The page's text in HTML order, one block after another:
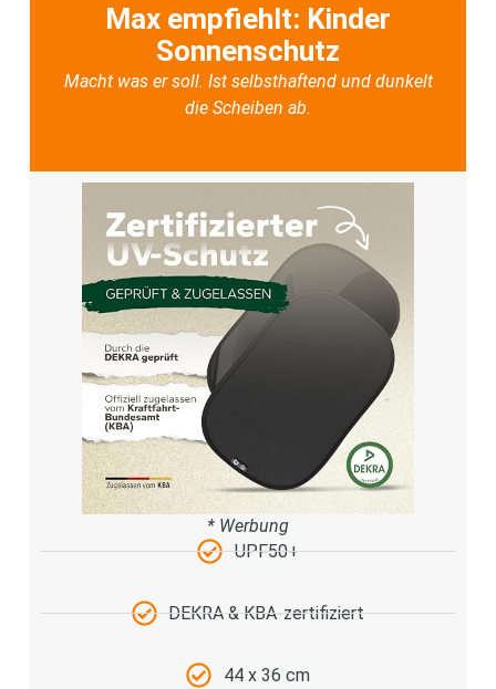
Max empfiehlt: Kinder
Sonnenschutz
Macht was er soll. Ist selbsthaftend und dunkelt
die Scheiben ab.
* Werbung
UPF50+
DEKRA & KBA-zertifiziert
44 x 36 cm